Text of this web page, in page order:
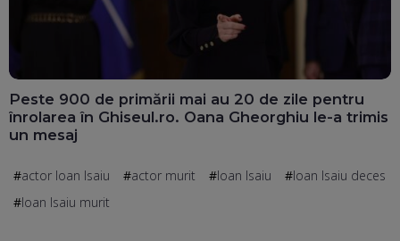
Peste 900 de primării mai au 20 de zile pentru
înrolarea în Ghiseul.ro. Oana Gheorghiu le-a trimis
un mesaj
actor Ioan Isaiu actor murit Ioan Isaiu
Ioan Isaiu deces
Ioan Isaiu murit